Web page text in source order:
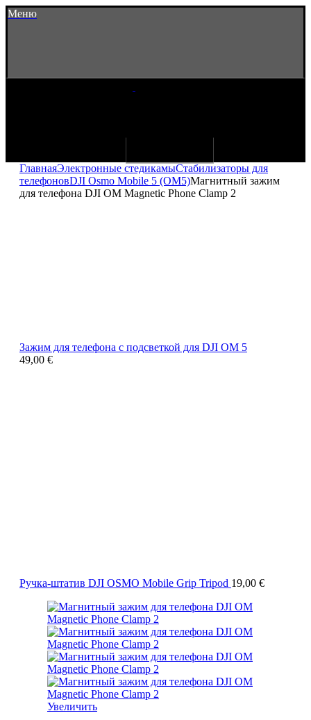
Меню
ГлавнаяЭлектронные стедикамыСтабилизаторы для
телефоновDJI Osmo Mobile 5 (OM5)Магнитный зажим
для телефона DJI OM Magnetic Phone Clamp 2
Зажим для телефона с подсветкой для DJI OM 5
49,00 €
Ручка-штатив DJI OSMO Mobile Grip Tripod 19,00 €
Увеличить